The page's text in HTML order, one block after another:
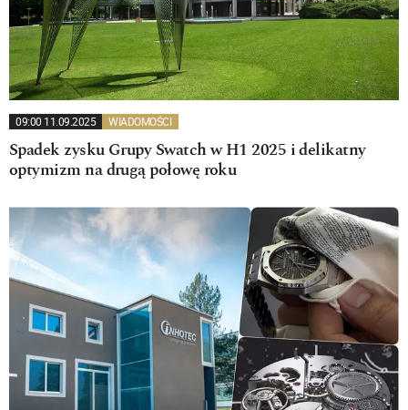
09:00 11.09.2025 WIADOMOŚCI
Spadek zysku Grupy Swatch w H1 2025 i delikatny
optymizm na drugą połowę roku